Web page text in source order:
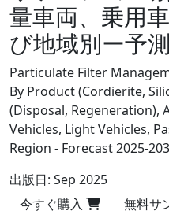
量車両、乗用
び地域別ー予
Particulate Filter
By Product (Cordierite,
(Disposal, Regeneration),
Vehicles, Light Vehicles,
Region - Forecast 2025-
出版日: Sep 2025
今すぐ購入
無料サ